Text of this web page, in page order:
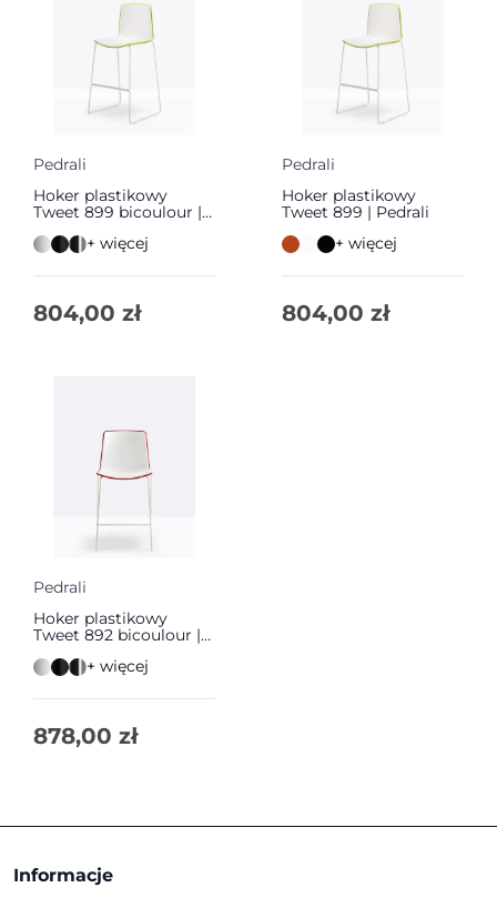
Pedrali
Hoker plastikowy
Tweet 899 bicoulour |
+ więcej
804,00 zł
Pedrali
Hoker plastikowy
Tweet 899 | Pedrali
+ więcej
804,00 zł
Pedrali
Hoker plastikowy
Tweet 892 bicoulour |
+ więcej
878,00 zł
Informacje